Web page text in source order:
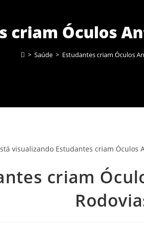
criam Óculos
> Saúde > Estudantes criam Óculos
criam